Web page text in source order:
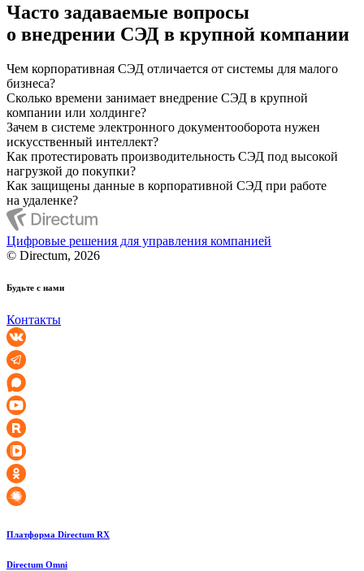
Часто задаваемые вопросы
о внедрении СЭД в крупной компании
Чем корпоративная СЭД отличается от системы для малого
бизнеса?
Сколько времени занимает внедрение СЭД в крупной
компании или холдинге?
Зачем в системе электронного документооборота нужен
искусственный интеллект?
Как протестировать производительность СЭД под высокой
нагрузкой до покупки?
Как защищены данные в корпоративной СЭД при работе
на удаленке?
Цифровые решения для управления компанией
© Directum, 2026
Будьте с нами
Контакты
Платформа Directum RX
Directum Omni